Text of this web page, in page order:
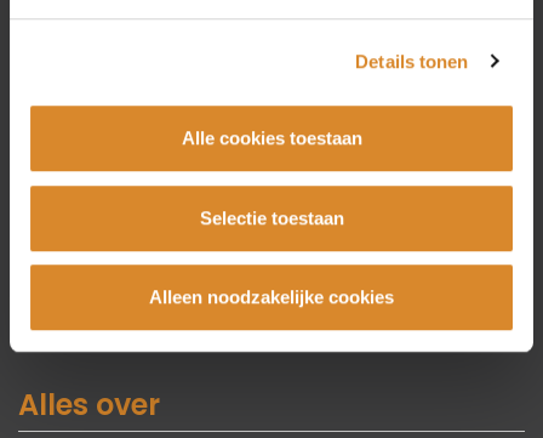
Details tonen
Alle cookies toestaan
Selectie toestaan
Alleen noodzakelijke cookies
Bankstellen
Fauteuils
Karpetten
Alles over